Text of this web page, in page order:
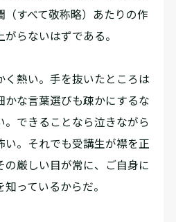
すべて敬称略）あたりの作
らないはずである。
熱い。手を抜いたところは
かな言葉選びも疎かにするな
。できることなら泣きながら
い。それでも受講生が襟を正
の厳しい目が常に、ご自身に
っているからだ。